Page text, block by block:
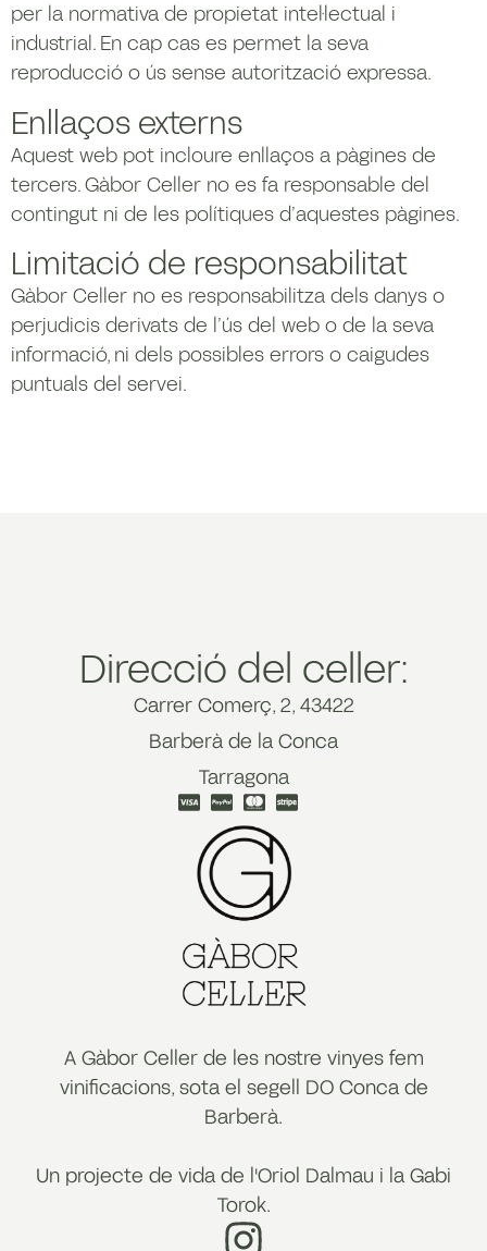
per la normativa de propietat intel·lectual i
industrial. En cap cas es permet la seva
reproducció o ús sense autorització expressa.
Enllaços externs
Aquest web pot incloure enllaços a pàgines de
tercers. Gàbor Celler no es fa responsable del
contingut ni de les polítiques d’aquestes pàgines.
Limitació de responsabilitat
Gàbor Celler no es responsabilitza dels danys o
perjudicis derivats de l’ús del web o de la seva
informació, ni dels possibles errors o caigudes
puntuals del servei.
Direcció del celler:
Carrer Comerç, 2, 43422
Barberà de la Conca
Tarragona
A Gàbor Celler de les nostre vinyes fem
vinificacions, sota el segell DO Conca de
Barberà.
Un projecte de vida de l'Oriol Dalmau i la Gabi
Torok.